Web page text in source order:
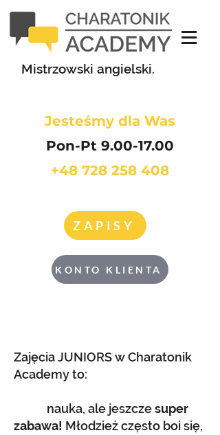
Jesteśmy dla Was
Pon-Pt 9.00-17.00
+48 728 258 408
KONTO KLIENTA
ZAPISY
Mistrzowski angielski.
Zajęcia JUNIORSw Charatonik
Academy to:
nauka, ale jeszczesuper
zabawa! Młodzież często boi się,